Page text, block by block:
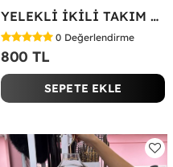
YELEKLİ İKİLİ TAKIM Bej
0 Değerlendirme
800 TL
SEPETE EKLE